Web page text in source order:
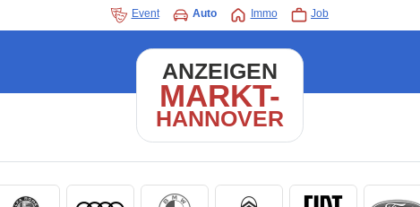
Event Auto Immo Job
ANZEIGEN
MARKT-
HANNOVER